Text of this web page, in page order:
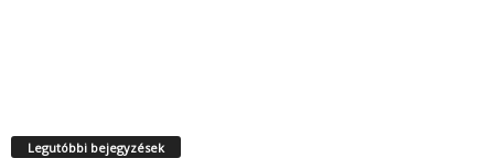
Legutóbbi bejegyzések